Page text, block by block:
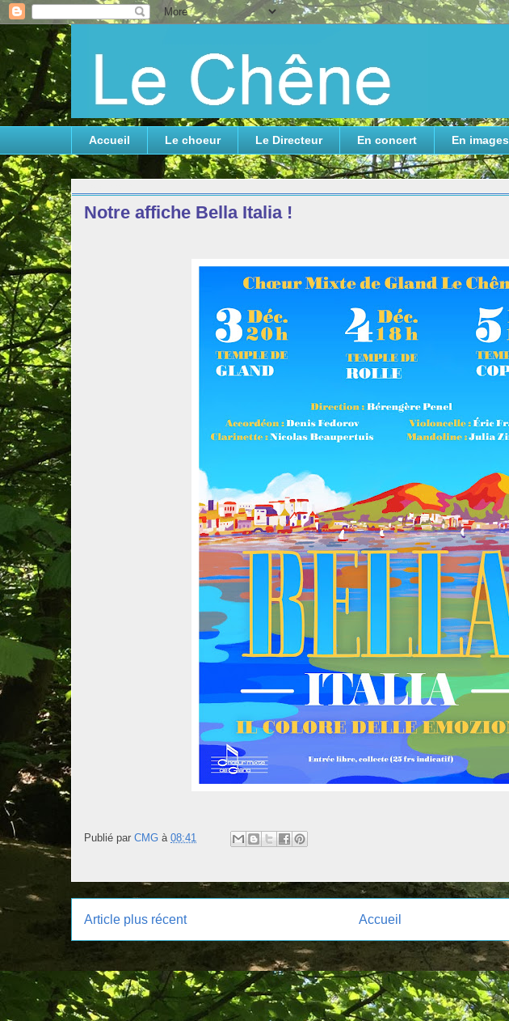
Accueil Le choeur Le Directeur En concert En images
Notre affiche Bella Italia !
Publié par CMG à 08:41
Article plus récent Accueil